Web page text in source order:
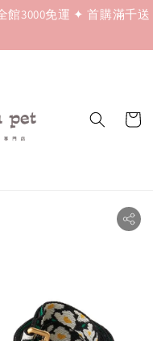
3000免運 ✦ 首購滿千送